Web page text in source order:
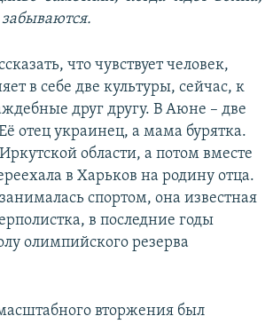
что чувствует человек,
в себе две культуры, сейчас, к
друг другу. В Аюне – две
отец украинец, а мама бурятка.
области, а потом вместе
в Харьков на родину отца.
спортом, она известная
в последние годы
олимпийского резерва
вторжения был